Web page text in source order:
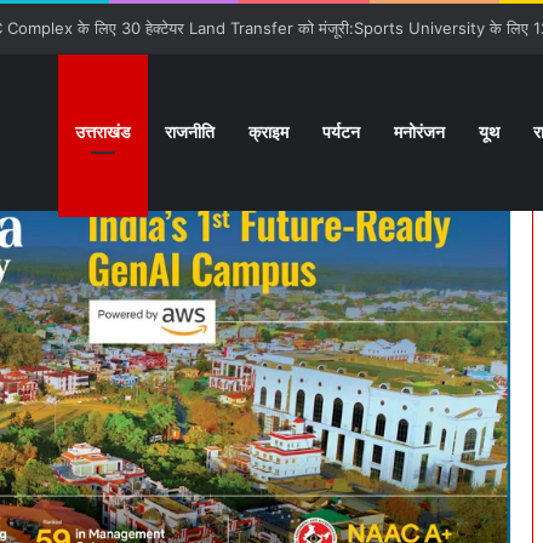
से कराया वाकिफ:32 देशों के Students पहली मुलाक़ात के बावजूद आपस में खुल के
उत्तराखंड राजनीति क्राइम पर्यटन मनोरंजन यूथ